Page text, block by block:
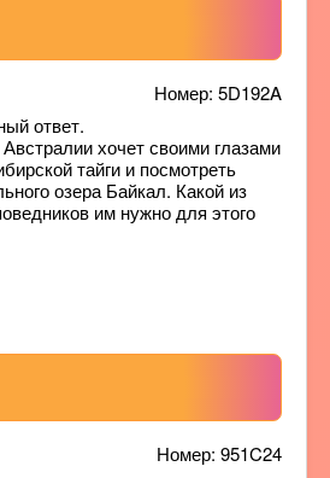
Номер: 5D192A
ответ.
Австралии хочет своими глазами
тайги и посмотреть
озера Байкал. Какой из
им нужно для этого
Номер: 951C24